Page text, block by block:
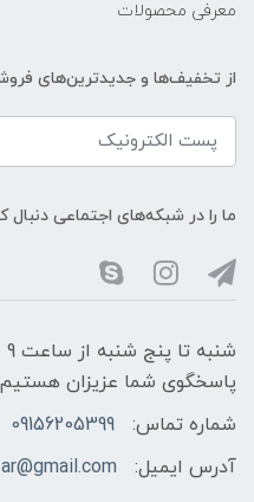
معرفی محصولات
از تخفیف‌ها و جدیدترین‌های
ما را در شبکه‌های اجتماعی دنبال
پاسخگوی شما عزیزان هستیم
شماره تماس:
09156205399
آدرس ایمیل: